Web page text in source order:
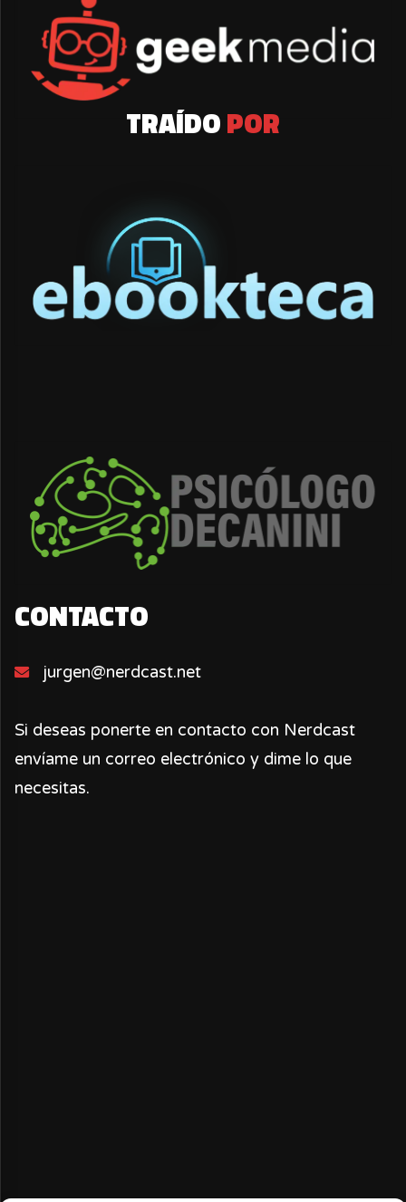
TRAÍDOPOR
CONTACTO
jurgen@nerdcast.net
Si deseas ponerte en contacto con Nerdcast
envíame un correo electrónico y dime lo que
necesitas.